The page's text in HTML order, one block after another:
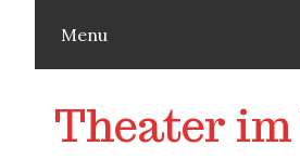
Menu
Theater